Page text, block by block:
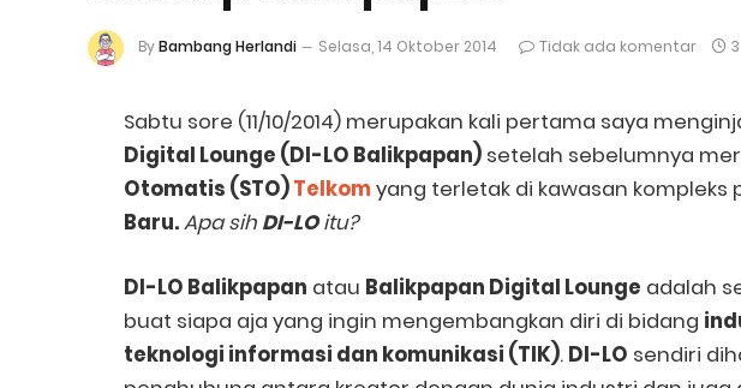
ByBambang Herlandi Selasa, 14 Oktober 2014 Tidak ada komentar
Sabtu sore (11/10/2014) merupakan kali pertama saya
Digital Lounge (DI-LO Balikpapan) setelah sebelumnya
Otomatis (STO)Telkom yang terletak di kawasan kompleks
Baru.Apa sih DI-LOitu?
DI-LO Balikpapan atau Balikpapan Digital Lounge adalah
buat siapa aja yang ingin mengembangkan diri di bidang
teknologi informasi dan komunikasi (TIK). DI-LO sendiri